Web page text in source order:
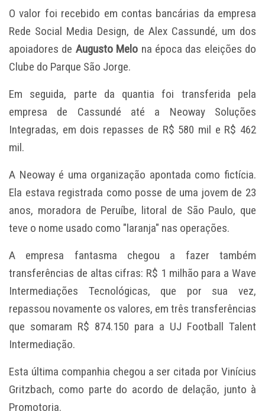
O valor foi recebido em contas bancárias da empresa
Rede Social Media Design, de Alex Cassundé, um dos
apoiadores de Augusto Melo na época das eleições do
Clube do Parque São Jorge.
Em seguida, parte da quantia foi transferida pela
empresa de Cassundé até a Neoway Soluções
Integradas, em dois repasses de R$ 580 mil e R$ 462
mil.
A Neoway é uma organização apontada como fictícia.
Ela estava registrada como posse de uma jovem de 23
anos, moradora de Peruíbe, litoral de São Paulo, que
teve o nome usado como "laranja" nas operações.
A empresa fantasma chegou a fazer também
transferências de altas cifras: R$ 1 milhão para a Wave
Intermediações Tecnológicas, que por sua vez,
repassou novamente os valores, em três transferências
que somaram R$ 874.150 para a UJ Football Talent
Intermediação.
Esta última companhia chegou a ser citada por Vinícius
Gritzbach, como parte do acordo de delação, junto à
Promotoria.